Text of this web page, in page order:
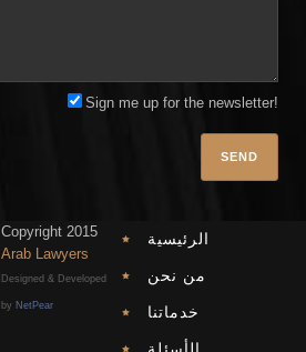
Sign me up for the newsletter!
الرئيسية
من نحن
خدماتنا
Copyright 2015
Arab Lawyers
Designed & Developed
by NetPear